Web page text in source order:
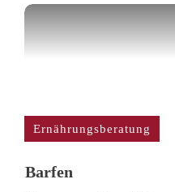
Ernährungsberatung
Barfen